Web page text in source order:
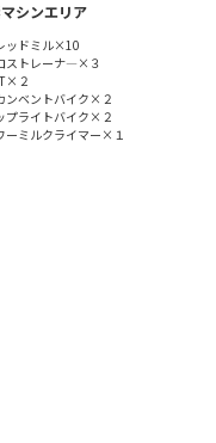
シンエリア
ッドミル×10
ストレーナ―×３
２
ンベントバイク×２
プライトバイク×２
ーミルクライマー×１